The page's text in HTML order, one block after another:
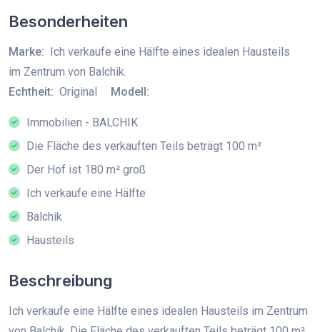
Besonderheiten
Marke:
Ich verkaufe eine Hälfte eines idealen Hausteils
im Zentrum von Balchik.
Echtheit: Original Modell:
Immobilien - BALCHIK
Die Fläche des verkauften Teils beträgt 100 m²
Der Hof ist 180 m² groß
Ich verkaufe eine Hälfte
Balchik
Hausteils
Beschreibung
Ich verkaufe eine Hälfte eines idealen Hausteils im Zentrum